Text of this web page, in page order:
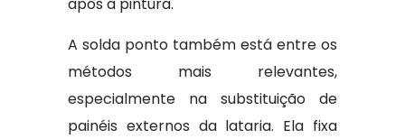
após a pintura.
A solda ponto também está entre os
métodos mais relevantes,
especialmente na substituição de
painéis externos da lataria. Ela fixa